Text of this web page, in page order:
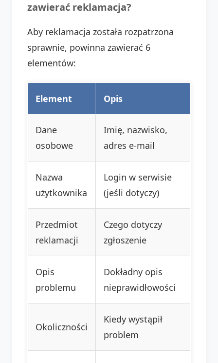
zawierać reklamacja?
Aby reklamacja została rozpatrzona
sprawnie, powinna zawierać 6
elementów:
Element Opis
Dane
osobowe
Imię, nazwisko,
adres e-mail
Nazwa
użytkownika
Login w serwisie
(jeśli dotyczy)
Przedmiot
reklamacji
Czego dotyczy
zgłoszenie
Opis
problemu
Dokładny opis
nieprawidłowości
Okoliczności
Kiedy wystąpił
problem